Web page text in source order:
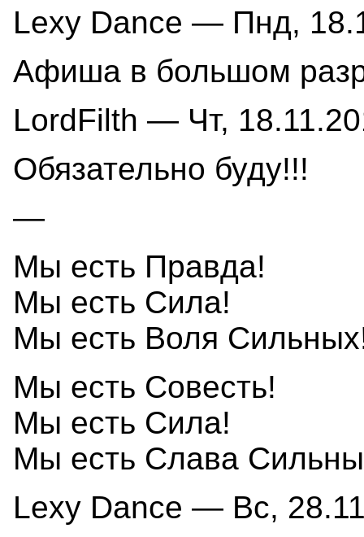
Lexy Dance — Пнд,
Афиша в большом
LordFilth — Чт,
Обязательно буду!!!
—
Мы есть Правда!
Мы есть Сила!
Мы есть Воля
Мы есть Совесть!
Мы есть Сила!
Мы есть Слава
Lexy Dance — Вс,